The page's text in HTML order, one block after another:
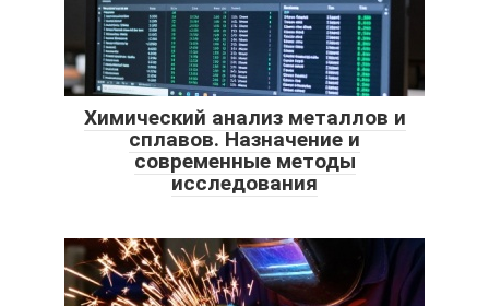
Химический анализ металлов и
сплавов. Назначение и
современные методы
исследования